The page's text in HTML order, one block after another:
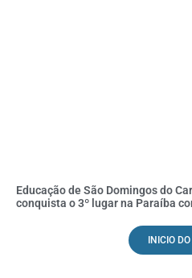
Educação de São Domingos do
conquista o 3º lugar na Paraíba
INICIO